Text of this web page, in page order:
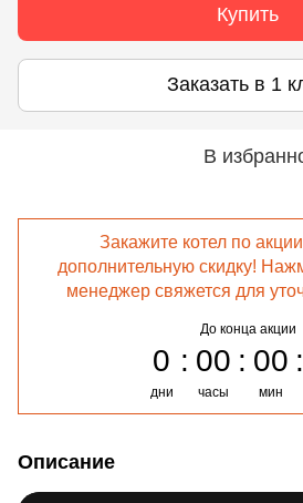
Купить
Заказать в 1
В
Закажите котел по
дополнительную скидку!
менеджер свяжется для
До конца акции
0
дни
00
часы
00
мин
Описание